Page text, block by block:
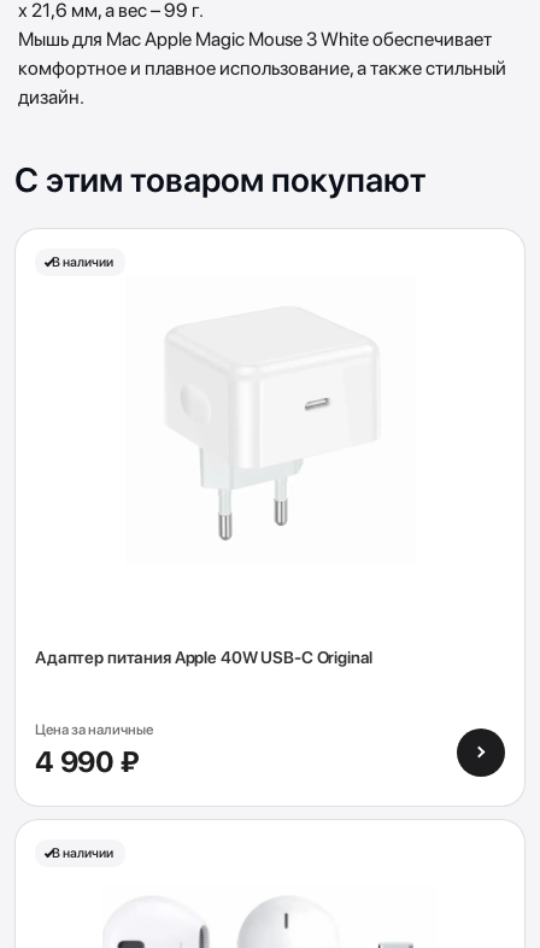
х 21,6 мм, а вес – 99 г.
Мышь для Mac Apple Magic Mouse 3 White обеспечивает
комфортное и плавное использование, а также стильный
дизайн.
С этим товаром покупают
В наличии
Адаптер питания Apple 40W USB-C Original
Цена за наличные
4 990 ₽
В наличии